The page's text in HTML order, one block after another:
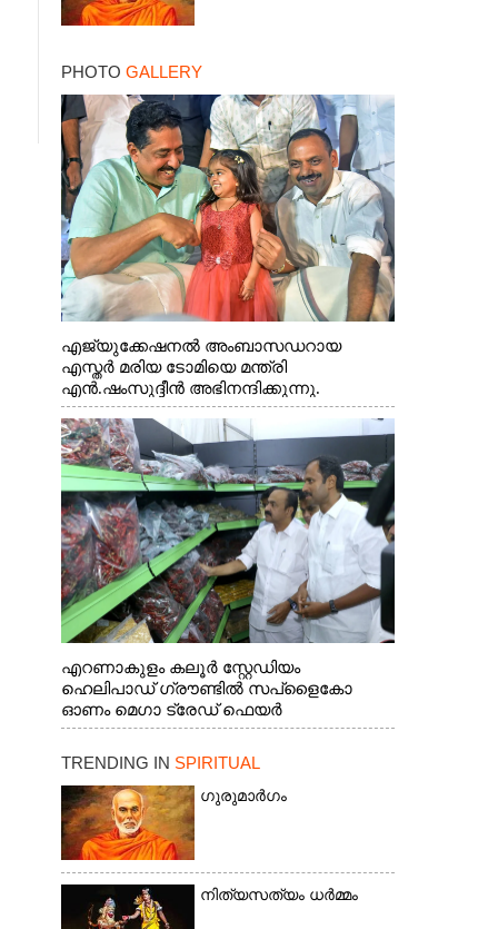
PHOTO GALLERY
എജ്യുക്കേഷനൽ അംബാസഡറായ
എസ്തർ മരിയ ടോമിയെ മന്ത്രി
എൻ.ഷംസുദ്ദീൻ അഭിനന്ദിക്കുന്നു.
എറണാകുളം കലൂർ സ്റ്റേഡിയം
ഹെലിപാഡ് ഗ്രൗണ്ടിൽ സപ്ളൈകോ
ഓണം മെഗാ ട്രേഡ് ഫെയർ
സംസ്ഥാനതല ഉദ്ഘാടനം നിർവഹിച്ച്
സതീശൻ. മന്ത്രി അനൂപ് ജേക്കബ് സമീപം
TRENDING IN SPIRITUAL
ഗുരുമാർഗം
നിത്യസത്യം ധർമ്മം